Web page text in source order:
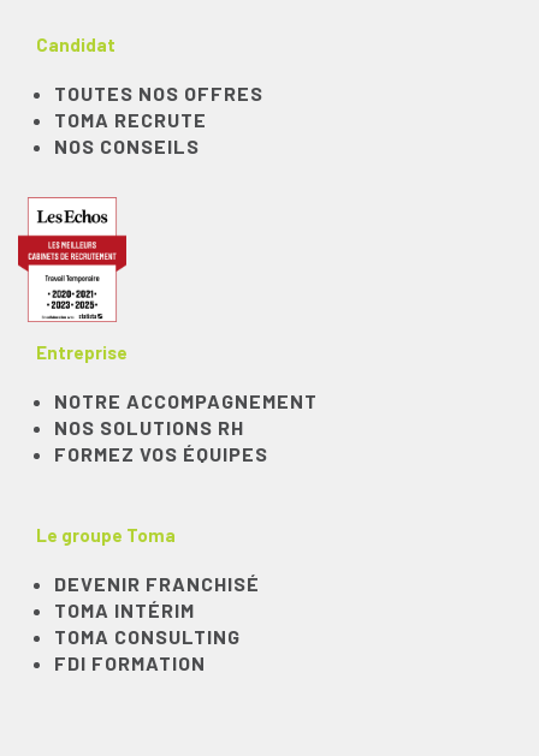
Candidat
TOUTES NOS OFFRES
TOMA RECRUTE
NOS CONSEILS
Entreprise
NOTRE ACCOMPAGNEMENT
NOS SOLUTIONS RH
FORMEZ VOS ÉQUIPES
Le groupe Toma
DEVENIR FRANCHISÉ
TOMA INTÉRIM
TOMA CONSULTING
FDI FORMATION